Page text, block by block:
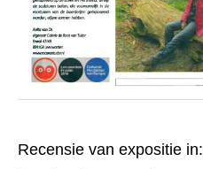
Recensie van expositie in: